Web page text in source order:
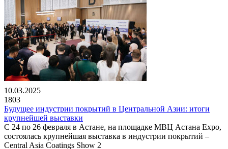
10.03.2025
1803
Будущее индустрии покрытий в Центральной Азии: итоги
крупнейшей выставки
С 24 по 26 февраля в Астане, на площадке МВЦ Астана Expo,
состоялась крупнейшая выставка в индустрии покрытий –
Central Asia Coatings Show 2